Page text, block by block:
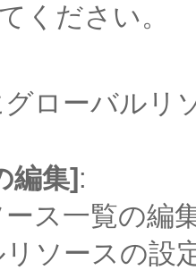
ください。
ローバルリ
編集]:
ース一覧の編
リソースの設